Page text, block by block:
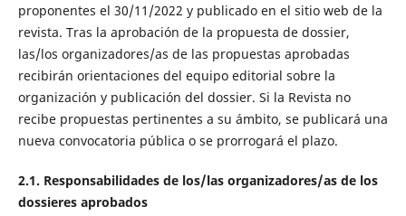
proponentes el 30/11/2022 y publicado en el sitio web de la
revista. Tras la aprobación de la propuesta de dossier,
las/los organizadores/as de las propuestas aprobadas
recibirán orientaciones del equipo editorial sobre la
organización y publicación del dossier. Si la Revista no
recibe propuestas pertinentes a su ámbito, se publicará una
nueva convocatoria pública o se prorrogará el plazo.
2.1. Responsabilidades de los/las organizadores/as de los
dossieres aprobados